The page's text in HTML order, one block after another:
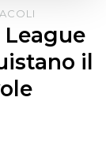
League
il